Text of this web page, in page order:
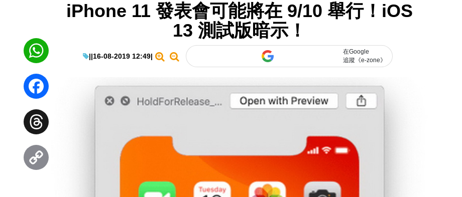
iPhone 11 發表會可能將在 9/10 舉行！iOS
13 測試版暗示！
||16-08-2019 12:49|
在Google
追蹤《e-zone》
WhatsApp
Facebook
Threads